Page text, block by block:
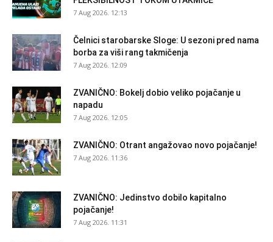
7 Aug 2026. 12:13
Čelnici starobarske Sloge: U sezoni pred nama
borba za viši rang takmičenja
7 Aug 2026. 12:09
ZVANIČNO: Bokelj dobio veliko pojačanje u
napadu
7 Aug 2026. 12:05
ZVANIČNO: Otrant angažovao novo pojačanje!
7 Aug 2026. 11:36
ZVANIČNO: Jedinstvo dobilo kapitalno
pojačanje!
7 Aug 2026. 11:31